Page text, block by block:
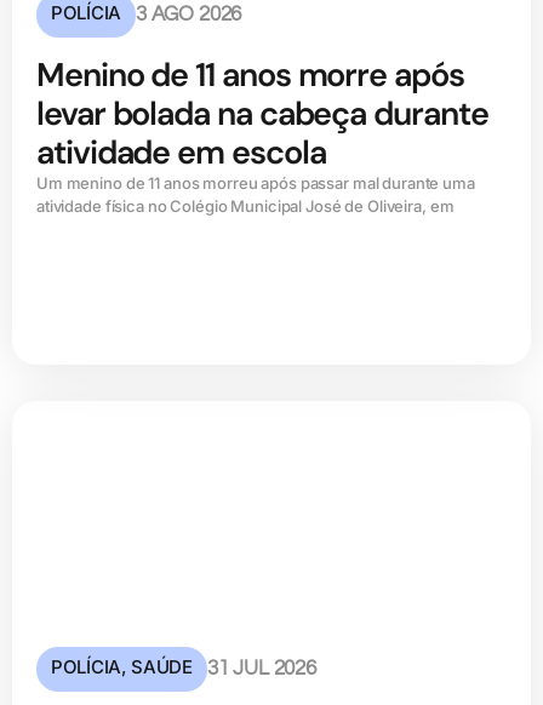
POLÍCIA 3 AGO 2026
Menino de 11 anos morre após
levar bolada na cabeça durante
atividade em escola
Um menino de 11 anos morreu após passar mal durante uma
atividade física no Colégio Municipal José de Oliveira, em
POLÍCIA,SAÚDE 31 JUL 2026